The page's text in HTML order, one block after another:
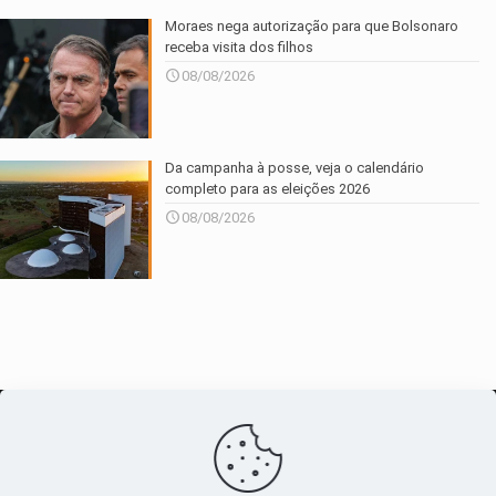
Moraes nega autorização para que Bolsonaro
receba visita dos filhos
08/08/2026
Da campanha à posse, veja o calendário
completo para as eleições 2026
08/08/2026
canal de notícias